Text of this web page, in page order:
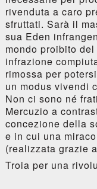
rivenduta a caro
sfruttati. Sarà il
sua Eden
mondo proibito
infrazione
rimossa per
un modus vivendi
Non ci sono né
Mercuzio a
concezione della
e in cui una
(realizzata grazie
Troia per una